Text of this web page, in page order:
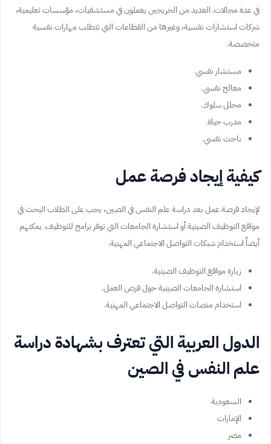
في عدة مجالات. العديد من الخريجين يعملون في مستشفيات، مؤسسات تعليمية،
شركات استشارات نفسية، وغيرها من القطاعات التي تتطلب مهارات نفسية
متخصصة.
مستشار نفسي.
معالج نفسي.
محلل سلوك.
مدرب حياة.
باحث نفسي.
كيفية إيجاد فرصة عمل
لإيجاد فرصة عمل بعد دراسة علم النفس في الصين، يجب على الطلاب البحث في
مواقع التوظيف الصينية أو استشارة الجامعات التي توفر برامج للتوظيف. يمكنهم
أيضاً استخدام شبكات التواصل الاجتماعي المهنية.
زيارة مواقع التوظيف الصينية.
استشارة الجامعات الصينية حول فرص العمل.
استخدام منصات التواصل الاجتماعي المهنية.
الدول العربية التي تعترف بشهادة دراسة
علم النفس في الصين
السعودية
الإمارات
مصر